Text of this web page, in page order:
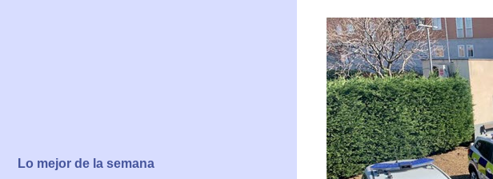
Lo mejor de la semana